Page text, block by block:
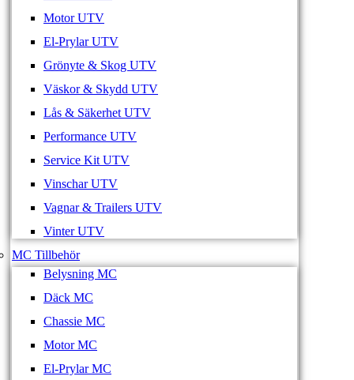
Motor UTV
El-Prylar UTV
Grönyte & Skog UTV
Väskor & Skydd UTV
Lås & Säkerhet UTV
Performance UTV
Service Kit UTV
Vinschar UTV
Vagnar & Trailers UTV
Vinter UTV
MC Tillbehör
Belysning MC
Däck MC
Chassie MC
Motor MC
El-Prylar MC